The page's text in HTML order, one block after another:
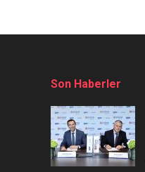
Son Haberler